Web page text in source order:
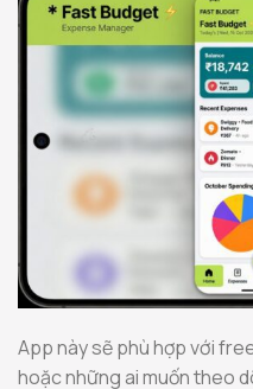
App này sẽ phù hợp với
hoặc những ai muốn theo